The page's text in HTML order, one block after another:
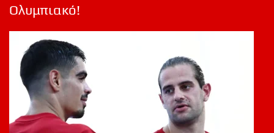
Ολυμπιακό!